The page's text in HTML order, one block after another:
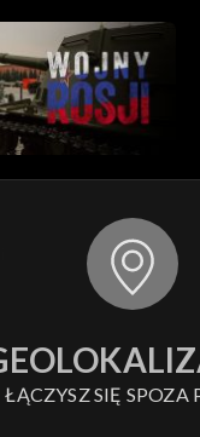
ŁĄCZYSZ SIĘ SPOZA